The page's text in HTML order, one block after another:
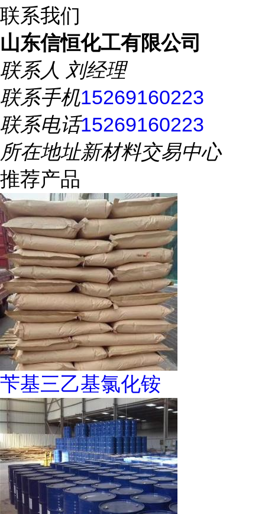
联系我们
山东信恒化工有限公司
联系人 刘经理
联系手机15269160223
联系电话15269160223
所在地址新材料交易中心
推荐产品
苄基三乙基氯化铵